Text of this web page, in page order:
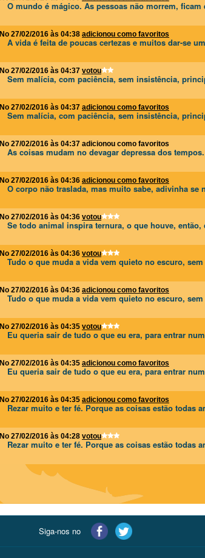
O mundo é mágico. As pessoas não morrem, ficam
No 27/02/2016 às 04:38 adicionou como favoritos
A vida é feita de poucas certezas e muitos dar-se
No 27/02/2016 às 04:37 votou
Sem malícia, com paciência, sem insistência,
No 27/02/2016 às 04:37 adicionou como favoritos
Sem malícia, com paciência, sem insistência,
No 27/02/2016 às 04:37 adicionou como favoritos
As coisas mudam no devagar depressa dos
No 27/02/2016 às 04:36 adicionou como favoritos
O corpo não traslada, mas muito sabe, adivinha se
No 27/02/2016 às 04:36 votou
Se todo animal inspira ternura, o que houve, então,
No 27/02/2016 às 04:36 votou
Tudo o que muda a vida vem quieto no escuro,
No 27/02/2016 às 04:36 adicionou como favoritos
Tudo o que muda a vida vem quieto no escuro,
No 27/02/2016 às 04:35 votou
Eu queria sair de tudo o que eu era, para entrar
No 27/02/2016 às 04:35 adicionou como favoritos
Eu queria sair de tudo o que eu era, para entrar
No 27/02/2016 às 04:35 adicionou como favoritos
Rezar muito e ter fé. Porque as coisas estão todas
No 27/02/2016 às 04:28 votou
Rezar muito e ter fé. Porque as coisas estão todas
Siga-nos no